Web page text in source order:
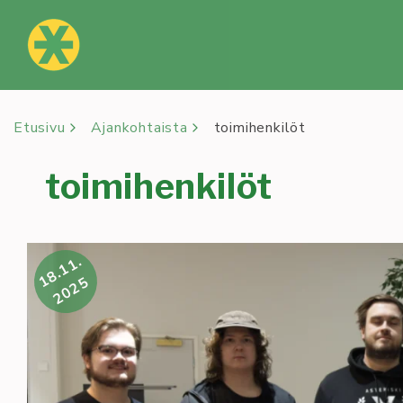
sisältöön
Etusivu Ajankohtaista toimihenkilöt
toimihenkilöt
18.11.
2025